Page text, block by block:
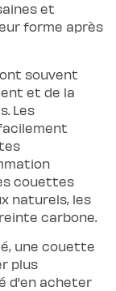
et
forme après
souvent
et de la
Les
couettes
naturels, les
carbone.
une couette
plus
d'en acheter